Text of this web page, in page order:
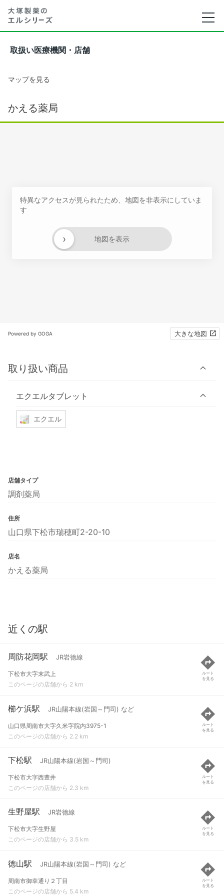
取扱い医療機関・店舗
マップを見る
かえる薬局
特異なアクセスが見られたため、地図を非表示にしていま
す
地図を表示
›
Powered by GOGA 大きな地図
取り扱い商品
エクエルタブレット
エクエル
店舗タイプ
調剤薬局
住所
山口県下松市瑞穂町2-20-10
店名
かえる薬局
近くの駅
周防花岡駅 JR岩徳線
下松市大字末武上
このページの店舗から 2 km
ルート
を見る
櫛ケ浜駅 JR山陽本線(岩国～門司) など
山口県周南市大字久米字院内3975-1
このページの店舗から 2.2 km
ルート
を見る
下松駅 JR山陽本線(岩国～門司)
下松市大字西豊井
このページの店舗から 2.3 km
ルート
を見る
生野屋駅 JR岩徳線
下松市大字生野屋
このページの店舗から 3.5 km
ルート
を見る
徳山駅 JR山陽本線(岩国～門司) など
周南市御幸通り２丁目
このページの店舗から 5.4 km
ルート
を見る